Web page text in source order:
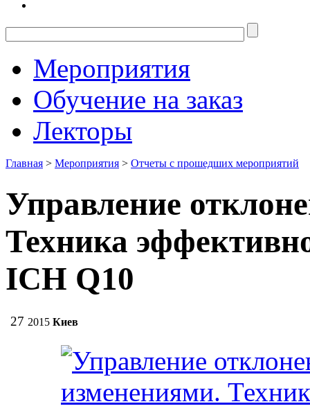
Мероприятия
Обучение на заказ
Лекторы
Главная > Мероприятия > Отчеты с прошедших мероприятий
Управление
Техника
ICH Q10
27 2015 Киев